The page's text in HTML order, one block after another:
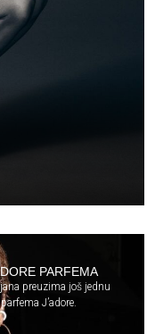
PARFEMA
preuzima još jednu
J’adore.